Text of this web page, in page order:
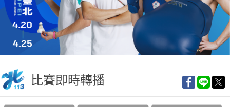
比賽即時轉播